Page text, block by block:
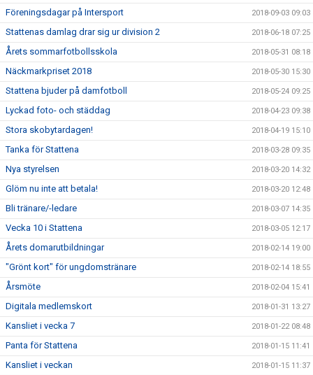
Föreningsdagar på Intersport 2018-09-03 09:03
Stattenas damlag drar sig ur division 2 2018-06-18 07:25
Årets sommarfotbollsskola 2018-05-31 08:18
Näckmarkpriset 2018 2018-05-30 15:30
Stattena bjuder på damfotboll 2018-05-24 09:25
Lyckad foto- och städdag 2018-04-23 09:38
Stora skobytardagen! 2018-04-19 15:10
Tanka för Stattena 2018-03-28 09:35
Nya styrelsen 2018-03-20 14:32
Glöm nu inte att betala! 2018-03-20 12:48
Bli tränare/-ledare 2018-03-07 14:35
Vecka 10 i Stattena 2018-03-05 12:17
Årets domarutbildningar 2018-02-14 19:00
"Grönt kort" för ungdomstränare 2018-02-14 18:55
Årsmöte 2018-02-04 15:41
Digitala medlemskort 2018-01-31 13:27
Kansliet i vecka 7 2018-01-22 08:48
Panta för Stattena 2018-01-15 11:41
Kansliet i veckan 2018-01-15 11:37